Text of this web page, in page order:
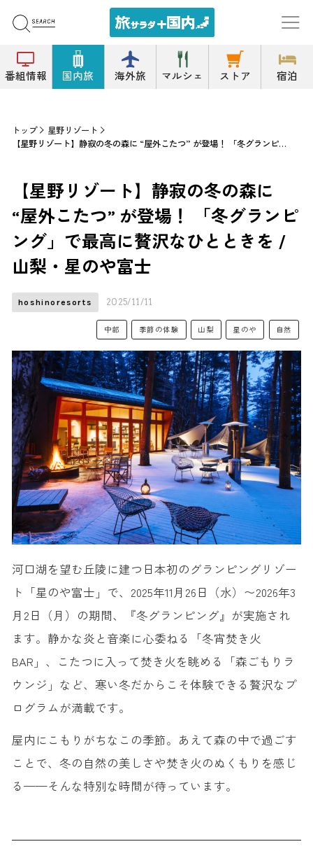
番組情報 国内旅 海外旅 マルシェ ストア 宿泊
トップ
星野リゾート
【星野リゾート】静寂の冬の森に “屋外こたつ” が登場！ 「冬グランピング」で最高に贅沢なひとときを / 山梨・星のや富士
【星野リゾート】静寂の冬の森に
“屋外こたつ” が登場！ 「冬グランピ
ング」で最高に贅沢なひとときを /
山梨・星のや富士
hoshinoresorts 2025/11/11
中部 季節の体験 山梨 星のや 自然
河口湖を望む丘陵に建つ日本初のグランピングリゾー
ト「星のや富士」で、2025年11月26日（水）〜2026年3
月2日（月）の期間、『冬グランピング』が実施され
ます。静かな炎と音楽に心委ねる「冬宵焚き火
BAR」、こたつに入って焚き火を眺める「森ごもりラ
ウンジ」など、寒い冬だからこそ体験できる贅沢なプ
ログラムが満載です。
屋内にこもりがちなこの季節。あえて森の中で過ごす
ことで、冬の自然の美しさや焚き火のぬくもりを感じ
る——そんな特別な時間が待っています。